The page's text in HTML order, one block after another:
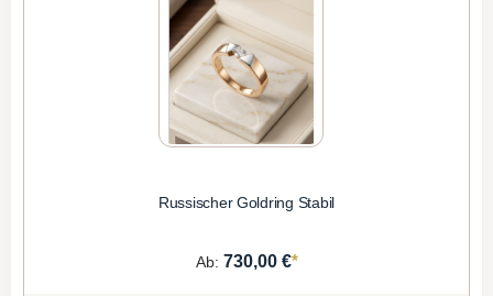
Russischer Goldring Stabil
Ab: 730,00 €*